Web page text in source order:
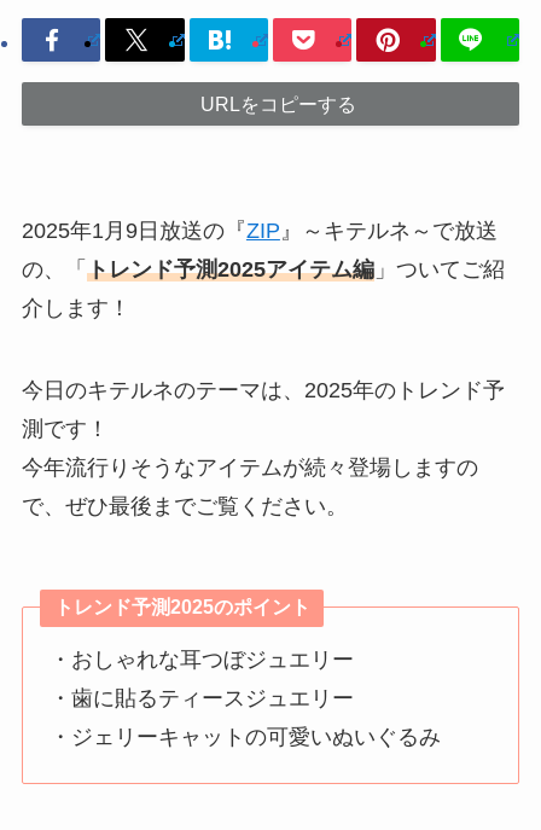
URLをコピーする
2025年1月9日放送の『ZIP』～キテルネ～で放送
の、「 トレンド予測2025アイテム編」ついてご紹
介します！
今日のキテルネのテーマは、2025年のトレンド予
測です！
今年流行りそうなアイテムが続々登場しますの
で、ぜひ最後までご覧ください。
トレンド予測2025のポイント
・おしゃれな耳つぼジュエリー
・歯に貼るティースジュエリー
・ジェリーキャットの可愛いぬいぐるみ